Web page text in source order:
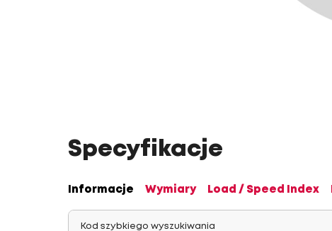
Specyfikacje
Informacje Wymiary Load / Speed Index
Kod szybkiego wyszukiwania